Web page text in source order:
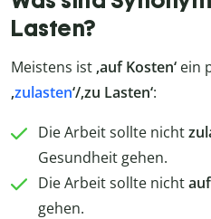
Lasten?
Meistens ist ‚auf Kosten‘ ein
‚zulasten‘/‚zu Lasten‘:
Die Arbeit sollte nicht
Gesundheit gehen.
Die Arbeit sollte nicht
gehen.